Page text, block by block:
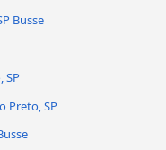
Busse
SP
Preto, SP